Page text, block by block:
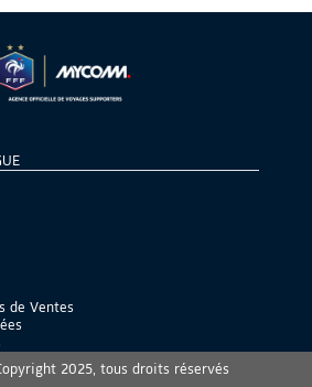
de Ventes
2025, tous droits réservés